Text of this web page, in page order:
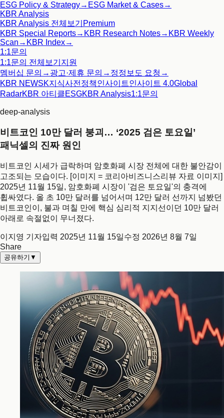
ESG Policy & Strategy→ ESG Market & Cases→
KBR Analysis
KBR Analysis 전체보기 Premium
KBR Special Reports→ KBR Research Notes→ KBR Weekly
Scan → KBR Index→
1:1문의
1:1문의 전체보기 지원
멤버십 문의 → 광고·제휴 문의 → 정정보도 요청 →
KBR NEWSK지식사전 정책인사이트인사이트 4.0Global
RadarKBR 아티클ESGKBR Analysis1:1문의
deep-analysis
비트코인 10만 달러 붕괴… ‘2025 검은 토요일’
패닉셀의 진짜 원인
비트코인 시세가 급락하며 암호화폐 시장 전체에 대한 불안감이
고조되는 모습이다. [이미지 = 코리아비즈니스리뷰 자료 이미지]
2025년 11월 15일, 암호화폐 시장이 '검은 토요일'의 충격에
휩싸였다. 올 초 10만 달러를 넘어서며 12만 달러 선까지 넘봤던
비트코인이, 불과 며칠 만에 핵심 심리적 지지선이던 10만 달러
아래로 속절없이 무너졌다.
이지영 기자입력 2025년 11월 15일수정 2026년 8월 7일
Share
공유하기 ▼